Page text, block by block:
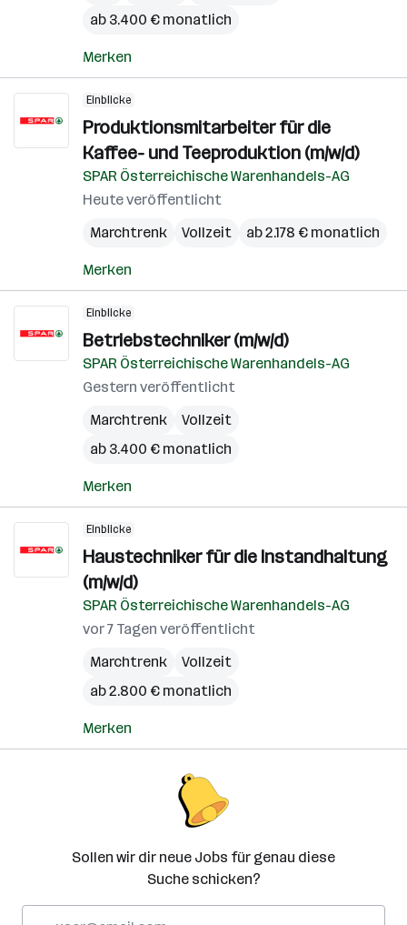
ab 3.400 € monatlich
Merken
Einblicke
Produktionsmitarbeiter für die
Kaffee- und Teeproduktion (m/w/d)
SPAR Österreichische Warenhandels-AG
Heute veröffentlicht
Marchtrenk
Vollzeit ab 2.178 € monatlich
Merken
Einblicke
Betriebstechniker (m/w/d)
SPAR Österreichische Warenhandels-AG
Gestern veröffentlicht
Marchtrenk
Vollzeit
ab 3.400 € monatlich
Merken
Einblicke
Haustechniker für die Instandhaltung
(m/w/d)
SPAR Österreichische Warenhandels-AG
vor 7 Tagen veröffentlicht
Marchtrenk
Vollzeit
ab 2.800 € monatlich
Merken
Sollen wir dir neue Jobs für genau diese
Suche schicken?